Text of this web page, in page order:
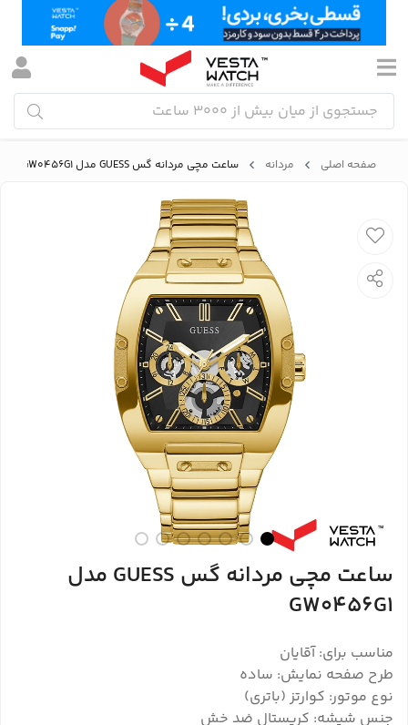
صفحه اصلی مردانه ساعت مچی مردانه گس GUESS مدل GW0456G1
ساعت مچی مردانه گس GUESS مدل
GW0456G1
مناسب برای: آقایان
طرح صفحه نمایش: ساده
نوع موتور: کوارتز (باتری)
جنس شیشه: کریستال ضد خش